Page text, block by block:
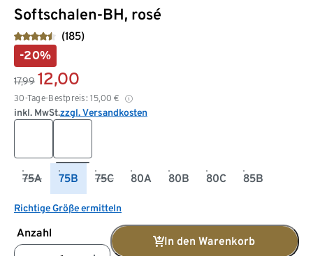
Softschalen-BH, rosé
(185)
-20%
17,99 12,00
30-Tage-Bestpreis: 15,00 €
inkl. MwSt.zzgl. Versandkosten
75A 75B 75C 80A 80B 80C 85B
Richtige Größe ermitteln
Anzahl
In den Warenkorb